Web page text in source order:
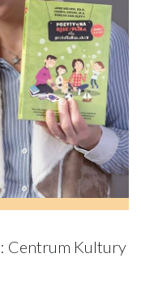
Centrum Kultury